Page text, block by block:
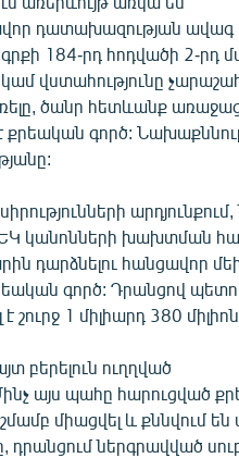
դատախազության
184-րդ հոդվածի 2-րդ
վստահությունը
ծանր հետևանք
քրեական գործ:
կանոնների խախտման
դարձնելու հանցավոր
գործ: Դրանցով
1 միլիարդ 380
ուղղված
այս պահը հարուցված
միացվել և քննվում են
ներգրավված